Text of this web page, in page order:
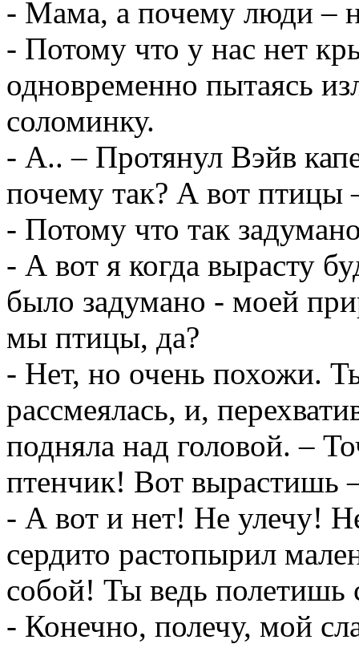
- Мама, а почему люди –
- Потому что у нас нет
одновременно пытаясь
соломинку.
- А.. – Протянул Вэйв
почему так? А вот птицы
- Потому что так
- А вот я когда вырасту
было задумано - моей
мы птицы, да?
- Нет, но очень похожи.
рассмеялась, и,
подняла над головой. –
птенчик! Вот вырастишь
- А вот и нет! Не улечу!
сердито растопырил
собой! Ты ведь полетишь
- Конечно, полечу, мой